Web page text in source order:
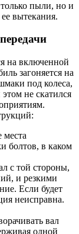
пыли, но и
вытекания.
на включенной
загоняется на
под колеса,
не скатился
болтов, в каком
с той стороны,
и резкими
Если будет
неисправна.
вал
одной